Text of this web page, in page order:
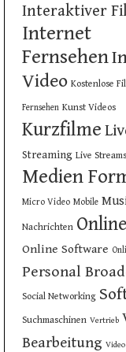
Interaktiver
Internet
Fernsehen
Video Kostenlose
Fernsehen Kunst Videos
Kurzfilme
Streaming Live Streams
Medien
Micro Video Mobile
Nachrichten
Online Software
Personal
Social Networking
Suchmaschinen Vertrieb
Bearbeitung